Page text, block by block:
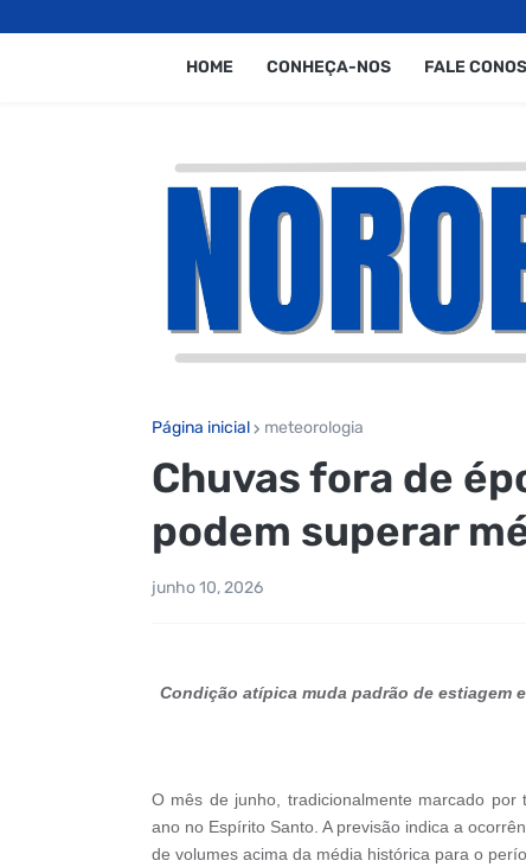
HOME CONHEÇA-NOS FALE
Página inicial meteorologia
Chuvas fora de
podem superar
junho 10, 2026
Condição atípica muda padrão de
O mês de junho, tradicionalmente marcado
ano no Espírito Santo. A previsão indica a
de volumes acima da média histórica para o